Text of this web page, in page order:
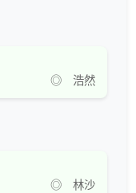
◎ 浩然
◎ 林沙